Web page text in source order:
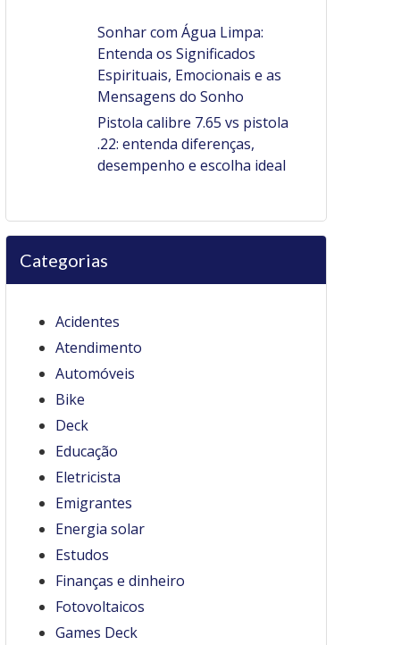
Sonhar com Água Limpa:
Entenda os Significados
Espirituais, Emocionais e as
Mensagens do Sonho
Pistola calibre 7.65 vs pistola
.22: entenda diferenças,
desempenho e escolha ideal
Categorias
Acidentes
Atendimento
Automóveis
Bike
Deck
Educação
Eletricista
Emigrantes
Energia solar
Estudos
Finanças e dinheiro
Fotovoltaicos
Games Deck